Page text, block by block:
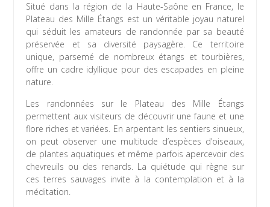
Situé dans la région de la Haute-Saône en France, le
Plateau des Mille Étangs est un véritable joyau naturel
qui séduit les amateurs de randonnée par sa beauté
préservée et sa diversité paysagère. Ce territoire
unique, parsemé de nombreux étangs et tourbières,
offre un cadre idyllique pour des escapades en pleine
nature.
Les randonnées sur le Plateau des Mille Étangs
permettent aux visiteurs de découvrir une faune et une
flore riches et variées. En arpentant les sentiers sinueux,
on peut observer une multitude d’espèces d’oiseaux,
de plantes aquatiques et même parfois apercevoir des
chevreuils ou des renards. La quiétude qui règne sur
ces terres sauvages invite à la contemplation et à la
méditation.